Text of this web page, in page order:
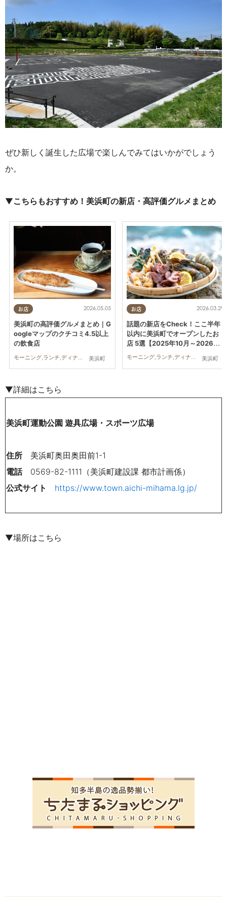
ぜひ新しく誕生した広場で楽しんでみてはいかがでしょう
か。
▼こちらもおすすめ！美浜町の新店・ 高評価グルメまとめ
お店
美浜町
2026.05.05
美浜町の高評価グルメまとめ｜G
oogleマップのクチコミ4.5以上
の飲食店
モーニング,ランチ,ディナー,パン,カフェ
お店
美浜町
2026.03.29
話題の新店をCheck！ここ半年
以内に美浜町でオープンしたお
店 5選【2025年10月～2026年
モーニング,ランチ,ディナー,アルコール,ラーメン,パン,カフェ,スイーツ,テイクアウト,キッチンカー,開店,リニューアル,旅行,観光,自然,まとめ記事,親子,夫婦,家族,カップル,おひとりさま,友人
▼詳細はこちら
美浜町運動公園 遊具広場・スポーツ広場
住所 美浜町奥田奥田前1-1
電話0569-82-1111（美浜町建設課 都市計画係）
公式サイト
https://www.town.aichi-mihama.lg.jp/
▼場所はこちら